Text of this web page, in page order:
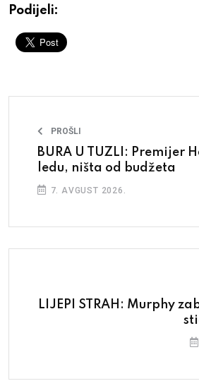
Podijeli:
PROŠLI
BURA U TUZLI: Premijer
ledu, ništa od budžeta
7. AVGUST 2026.
LIJEPI STRAH: Murphy